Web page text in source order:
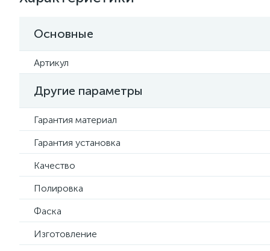
Основные
Артикул
Другие параметры
Гарантия материал
Гарантия установка
Качество
Полировка
Фаска
Изготовление